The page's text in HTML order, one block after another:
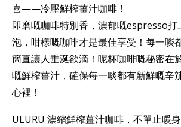
喜——冷壓鮮榨薑汁咖啡！
即磨嘅咖啡特別香，濃郁嘅espresso打
泡，咁樣嘅咖啡才是最佳享受！每一啖
簡直讓人垂涎欲滴！呢杯咖啡嘅秘密在
嘅鮮榨薑汁，確保每一啖都有新鮮嘅辛
心裡！
ULURU 濃縮鮮榨薑汁咖啡，不單止暖